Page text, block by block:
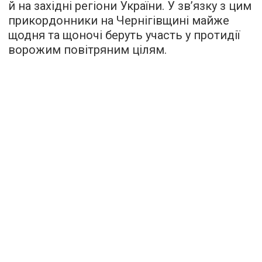
й на західні регіони України. У зв’язку з цим
прикордонники на Чернігівщині майже
щодня та щоночі беруть участь у протидії
ворожим повітряним цілям.